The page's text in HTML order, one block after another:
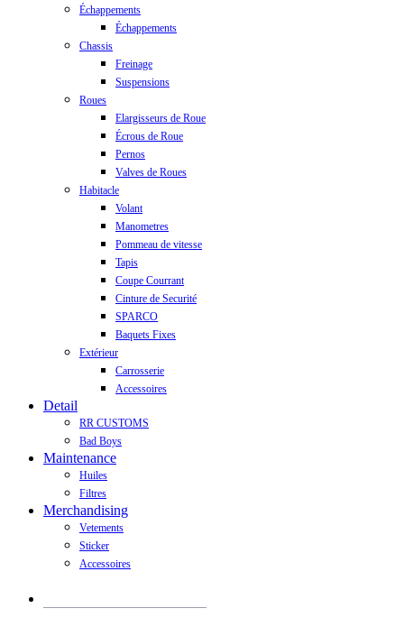
Échappements
Échappements
Chassis
Freinage
Suspensions
Roues
Elargisseurs de Roue
Écrous de Roue
Pernos
Valves de Roues
Habitacle
Volant
Manometres
Pommeau de vitesse
Tapis
Coupe Courrant
Cinture de Securité
SPARCO
Baquets Fixes
Extérieur
Carrosserie
Accessoires
Detail
RR CUSTOMS
Bad Boys
Maintenance
Huiles
Filtres
Merchandising
Vetements
Sticker
Accessoires